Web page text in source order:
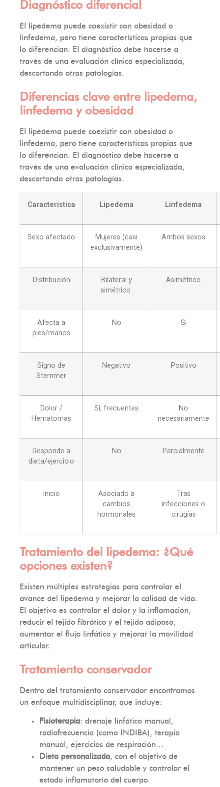
Diagnóstico diferencial
El lipedema puede coexistir con obesidad o
linfedema, pero tiene características propias que
lo diferencian. El diagnóstico debe hacerse a
través de una evaluación clínica especializada,
descartando otras patologías.
Diferencias clave entre lipedema,
linfedema y obesidad
El lipedema puede coexistir con obesidad o
linfedema, pero tiene características propias que
lo diferencian. El diagnóstico debe hacerse a
través de una evaluación clínica especializada,
descartando otras patologías.
Característica Lipedema Linfedema
Sexo afectado
Mujeres (casi
exclusivamente)
Ambos sexos
Distribución
Bilateral y
simétrico
Asimétrico
Afecta a
pies/manos
No Si
Signo de
Stemmer
Negativo Positivo
Dolor /
Hematomas
Sí, frecuentes
No
necesariamente
Responde a
dieta/ejercicio
No Parcialmente
Inicio
Asociado a
cambios
hormonales
Tras
infecciones o
cirugías
Tratamiento del lipedema: ¿Qué
opciones existen?
Existen múltiples estrategias para controlar el
avance del lipedema y mejorar la calidad de vida.
El objetivo es controlar el dolor y la inflamación,
reducir el tejido fibrótico y el tejido adiposo,
aumentar el flujo linfático y mejorar la movilidad
articular.
Tratamiento conservador
Dentro del tratamiento conservador encontramos
un enfoque multidisciplinar, que incluye:
Fisioterapia: drenaje linfático manual,
radiofrecuencia (como INDIBA), terapia
manual, ejercicios de respiración…
Dieta personalizada, con el objetivo de
mantener un peso saludable y controlar el
estado inflamatorio del cuerpo.